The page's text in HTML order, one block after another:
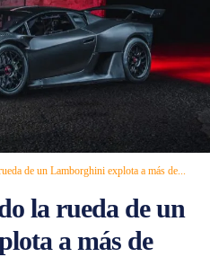
de un Lamborghini explota a más de...
la rueda de un
a más de